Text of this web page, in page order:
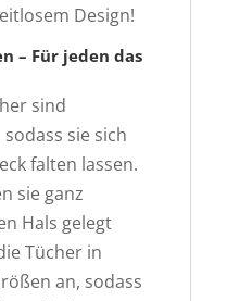
Design!
– Für jeden das
sind
sie sich
falten lassen.
sie ganz
Hals gelegt
Tücher in
an, sodass